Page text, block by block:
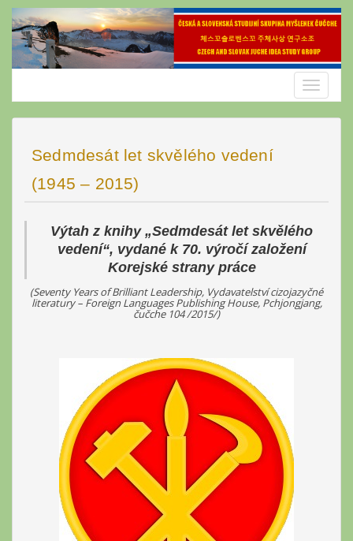
Skip
content
Toggle
Sedmdesát let skvělého vedení
(1945 – 2015)
Výtah z knihy „Sedmdesát let skvělého
vedení“, vydané k 70. výročí založení
Korejské strany práce
(Seventy Years of Brilliant Leadership, Vydavatelství cizojazyčné
literatury – Foreign Languages Publishing House, Pchjongjang,
čučche 104 /2015/)